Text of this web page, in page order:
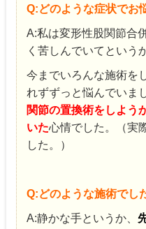
Q:どのような症状でお
A:私は変形性股関節合
く苦しんでいてという
今までいろんな施術を
れずずっと悩んでいま
関節の置換術をしよう
いた心情でした。（実
した。）
Q:どのような施術でし
A:静かな手というか、